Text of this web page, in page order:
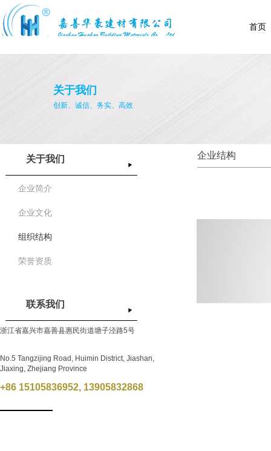
首页
关于我们
创新、诚信、务实、高效
关于我们
联系我们
浙江省嘉兴市嘉善县惠民街道塘子泾路5号
No.5 Tangzijing Road, Huimin District, Jiashan,
Jiaxing, Zhejiang Province
+86 15105836952, 13905832868
企业结构
企业简介
企业文化
组织结构
荣誉资质